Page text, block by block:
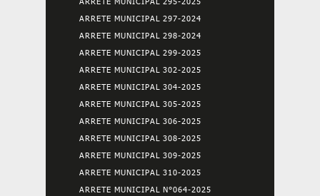
ARRETE MUNICIPAL 297-2024
ARRETE MUNICIPAL 298-2024
ARRETE MUNICIPAL 299-2025
ARRETE MUNICIPAL 302-2025
ARRETE MUNICIPAL 304-2025
ARRETE MUNICIPAL 305-2025
ARRETE MUNICIPAL 306-2025
ARRETE MUNICIPAL 308-2025
ARRETE MUNICIPAL 309-2025
ARRETE MUNICIPAL 310-2025
ARRETE MUNICIPAL N°064-2025